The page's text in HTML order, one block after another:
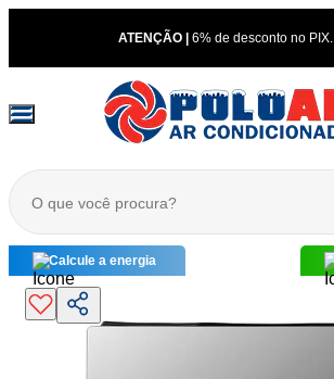
ATENÇÃO | 6% de desconto no PIX.
Calcule a energia